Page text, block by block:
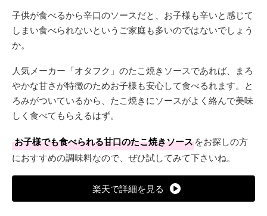
子供が食べるから辛口のソースだと、お子様も辛いと感じて
しまい食べられないというご家庭も多いのではないでしょう
か。
人気メーカー「オタフク」のたこ焼きソースであれば、まろ
やかな甘さが特徴のためお子様も安心して食べるれます。と
ろみがついているから、たこ焼きにソースがよく絡んで美味
しく食べてもらえるはず。
お子様でも食べられる甘口のたこ焼きソースをお探しの方
におすすめの調味料なので、ぜひ試してみて下さいね。
楽天で詳細を見る